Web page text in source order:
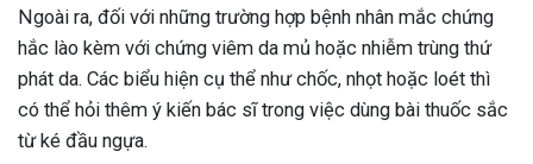
Ngoài ra, đối với những trường hợp bệnh nhân mắc chứng
hắc lào kèm với chứng viêm da mủ hoặc nhiễm trùng thứ
phát da. Các biểu hiện cụ thể như chốc, nhọt hoặc loét thì
có thể hỏi thêm ý kiến bác sĩ trong việc dùng bài thuốc sắc
từ ké đầu ngựa.